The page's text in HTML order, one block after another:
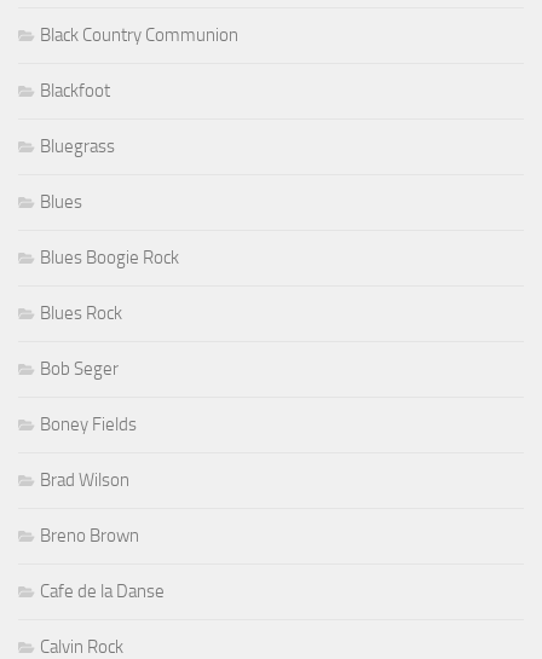
Black Country Communion
Blackfoot
Bluegrass
Blues
Blues Boogie Rock
Blues Rock
Bob Seger
Boney Fields
Brad Wilson
Breno Brown
Cafe de la Danse
Calvin Rock